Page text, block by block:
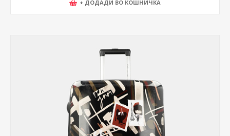
+ ДОДАДИ ВО КОШНИЧКА